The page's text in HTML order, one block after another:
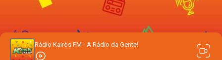
Rádio Kairós FM - A Rádio da Gente!